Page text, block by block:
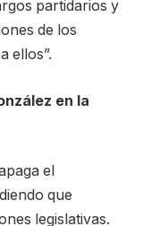
partidarios y
de los
ellos”.
en la
el
que
legislativas.